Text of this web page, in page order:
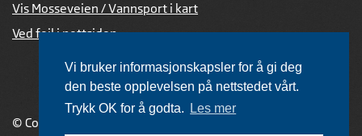
Vi bruker informasjonskapsler for å gi deg
den beste opplevelsen på nettstedet vårt.
Trykk OK for å godta.
Les mer
Vis Mosseveien / Vannsport i kart
Ved feil i nettsiden
© Copyright 2026 |